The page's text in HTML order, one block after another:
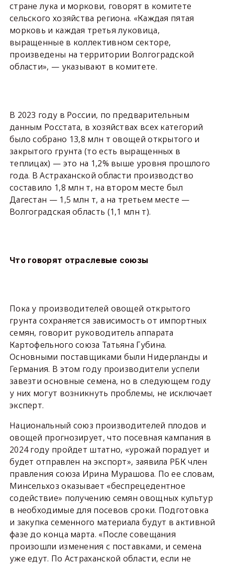
стране лука и моркови, говорят в комитете
сельского хозяйства региона. «Каждая пятая
морковь и каждая третья луковица,
выращенные в коллективном секторе,
произведены на территории Волгоградской
области», — указывают в комитете.
В 2023 году в России, по предварительным
данным Росстата, в хозяйствах всех категорий
было собрано 13,8 млн т овощей открытого и
закрытого грунта (то есть выращенных в
теплицах) — это на 1,2% выше уровня прошлого
года. В Астраханской области производство
составило 1,8 млн т, на втором месте был
Дагестан — 1,5 млн т, а на третьем месте —
Волгоградская область (1,1 млн т).
Что говорят отраслевые союзы
Пока у производителей овощей открытого
грунта сохраняется зависимость от импортных
семян, говорит руководитель аппарата
Картофельного союза Татьяна Губина.
Основными поставщиками были Нидерланды и
Германия. В этом году производители успели
завезти основные семена, но в следующем году
у них могут возникнуть проблемы, не исключает
эксперт.
Национальный союз производителей плодов и
овощей прогнозирует, что посевная кампания в
2024 году пройдет штатно, «урожай порадует и
будет отправлен на экспорт», заявила РБК член
правления союза Ирина Мурашова. По ее словам,
Минсельхоз оказывает «беспрецедентное
содействие» получению семян овощных культур
в необходимые для посевов сроки. Подготовка
и закупка семенного материала будут в активной
фазе до конца марта. «После совещания
произошли изменения с поставками, и семена
уже едут. По Астраханской области, если не